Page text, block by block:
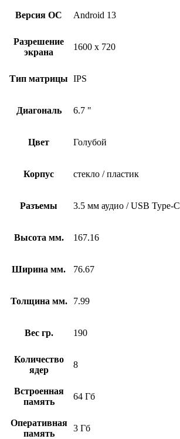
Версия ОС Android 13
Разрешение
экрана
1600 x 720
Тип матрицы IPS
Диагональ 6.7 "
Цвет Голубой
Корпус стекло / пластик
Разъемы 3.5 мм аудио / USB Type-C
Высота мм. 167.16
Ширина мм. 76.67
Толщина мм. 7.99
Вес гр. 190
Количество
ядер
8
Встроенная
память
64 Гб
Оперативная
память
3 Гб